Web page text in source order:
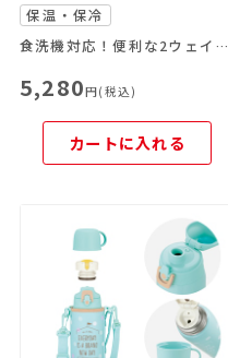
保温・保冷
食洗機対応！便利な2ウェイボトル
5,280円(税込)
カートに入れる